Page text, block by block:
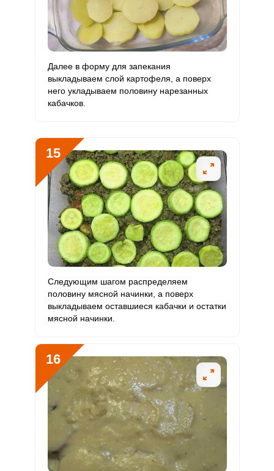
Далее в форму для запекания
выкладываем слой картофеля, а поверх
него укладываем половину нарезанных
кабачков.
15
Следующим шагом распределяем
половину мясной начинки, а поверх
выкладываем оставшиеся кабачки и остатки
мясной начинки.
16